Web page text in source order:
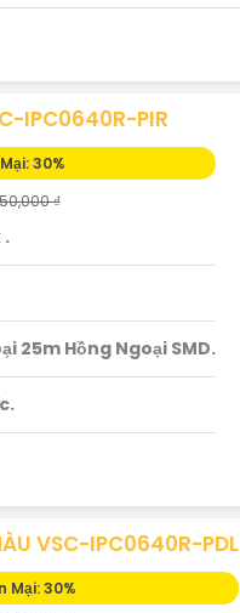
IPC0640R-PIR
30%
₫
25m Hồng Ngoại SMD.
VSC-IPC0640R-PDL
Mại: 30%